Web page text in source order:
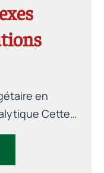
en
Cette
à la
les
de